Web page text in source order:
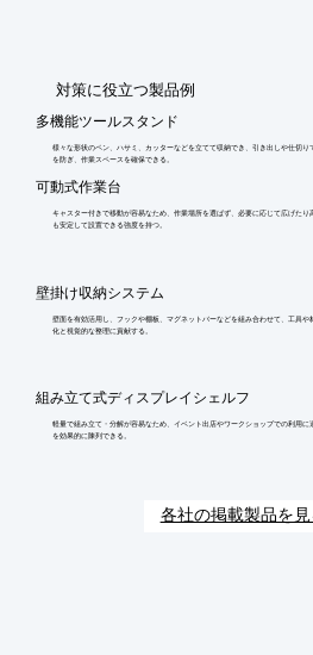
​対策に役立つ製品例
多機能ツールスタンド
様々な形状のペン、ハサミ、カッターなどを立てて収納でき、引き出しや仕切り
を防ぎ、作業スペースを確保できる。
可動式作業台
キャスター付きで移動が容易なため、作業場所を選ばず、必要に応じて広げたり
も安定して設置できる強度を持つ。
壁掛け収納システム
壁面を有効活用し、フックや棚板、マグネットバーなどを組み合わせて、工具や
化と視覚的な整理に貢献する。
組み立て式ディスプレイシェルフ
軽量で組み立て・分解が容易なため、イベント出店やワークショップでの利用に
を効果的に陳列できる。
各社の掲載製品を見